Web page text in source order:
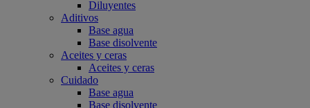
Diluyentes
Aditivos
Base agua
Base disolvente
Aceites y ceras
Aceites y ceras
Cuidado
Base agua
Base disolvente